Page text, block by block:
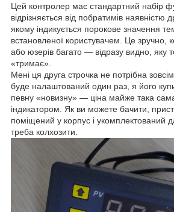
Цей контролер має стандартний набір
відрізняється від побратимів наявністю
якому індикується порокове значення
встановленої користувачем. Це зручно,
або юзерів багато — відразу видно, яку
«тримає».
Мені ця друга строчка не потрібна
буде налаштований один раз, я його
певну «новизну» — ціна майже така
індикатором. Як ви можете бачити,
поміщений у корпус і укомплектований
треба колхозити.